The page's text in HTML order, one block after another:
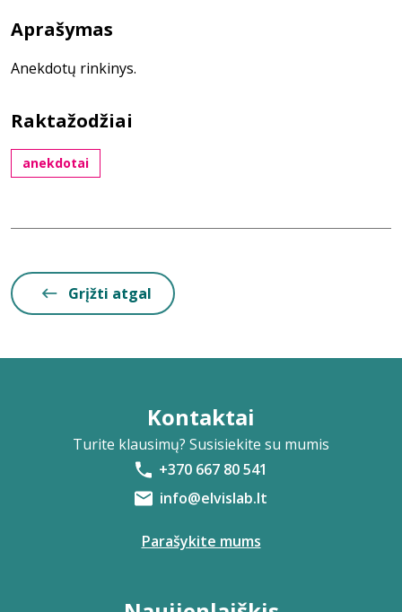
Aprašymas
Anekdotų rinkinys.
Raktažodžiai
anekdotai
Grįžti atgal
Kontaktai
Turite klausimų? Susisiekite su mumis
+370 667 80 541
info@elvislab.lt
Parašykite mums